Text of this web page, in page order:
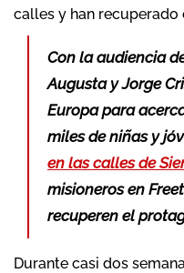
calles y han
Con la audiencia
Augusta y Jorge
Europa para
miles de niñas y
en las calles de
misioneros en
recuperen el
Durante casi dos